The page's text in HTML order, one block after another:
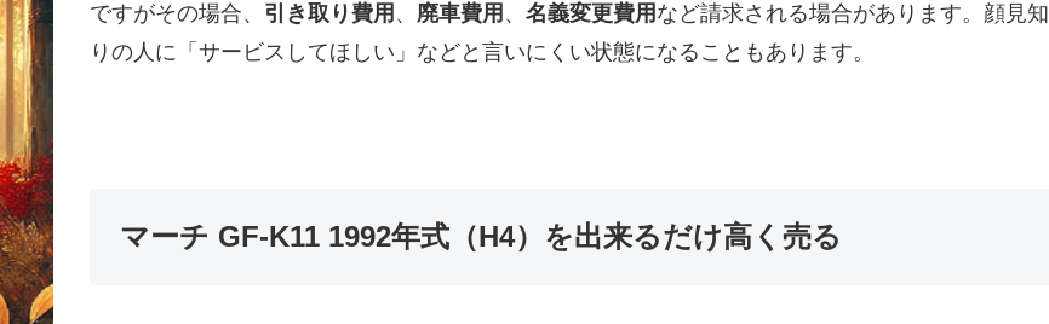
ですがその場合、 引き取り費用 、 廃車費用 、 名義変更費用 など請求される場合があります。顔見知
りの人に「サービスしてほしい」などと言いにくい状態になることもあります。
マーチ GF-K11 1992年式（H4）を出来るだけ高く売る